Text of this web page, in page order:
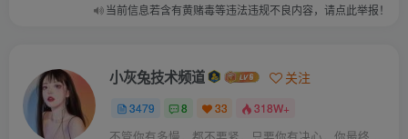
当前信息若含有黄赌毒等违法违规不良内容，请点此举报！
小灰兔技术频道 关注
3479 8 33 318W+